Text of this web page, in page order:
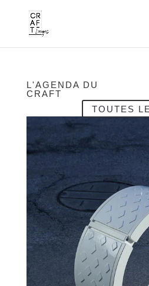
L'AGENDA DU
CRAFT
TOUTES